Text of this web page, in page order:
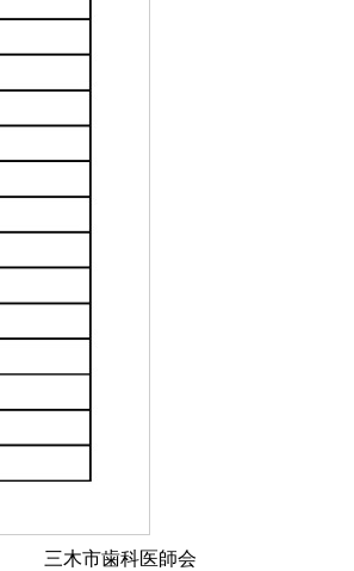
三木市歯科医師会